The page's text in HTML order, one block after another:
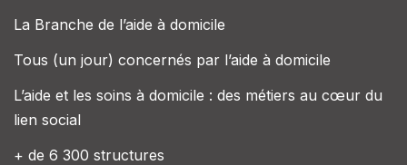
La Branche de l’aide à domicile
Tous (un jour) concernés par l’aide à domicile
L’aide et les soins à domicile : des métiers au cœur du
lien social
+ de 6 300 structures